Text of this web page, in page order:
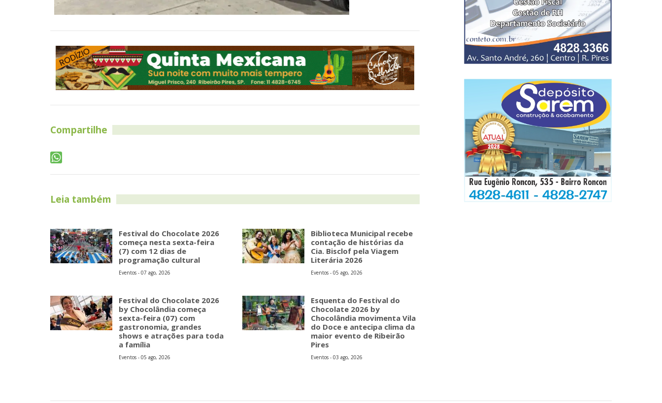
Compartilhe
Leia também
Festival do Chocolate 2026
começa nesta sexta-feira
(7) com 12 dias de
programação cultural
Eventos - 07 ago, 2026
Biblioteca Municipal recebe
contação de histórias da
Cia. Bisclof pela Viagem
Literária 2026
Eventos - 05 ago, 2026
Festival do Chocolate 2026
by Chocolândia começa
sexta-feira (07) com
gastronomia, grandes
shows e atrações para toda
a família
Eventos - 05 ago, 2026
Esquenta do Festival do
Chocolate 2026 by
Chocolândia movimenta Vila
do Doce e antecipa clima da
maior evento de Ribeirão
Pires
Eventos - 03 ago, 2026